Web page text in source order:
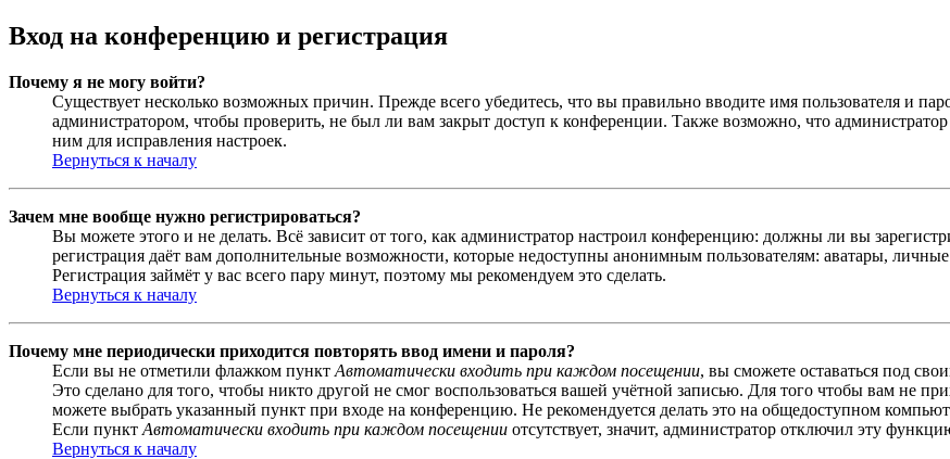
Вход на конференцию и регистрация
Почему я не могу войти?
Существует несколько возможных причин. Прежде всего убедитесь, что вы правильно вводите имя пользователя и
администратором, чтобы проверить, не был ли вам закрыт доступ к конференции. Также возможно, что
ним для исправления настроек.
Вернуться к началу
Зачем мне вообще нужно регистрироваться?
Вы можете этого и не делать. Всё зависит от того, как администратор настроил конференцию: должны ли вы
регистрация даёт вам дополнительные возможности, которые недоступны анонимным пользователям: аватары,
Регистрация займёт у вас всего пару минут, поэтому мы рекомендуем это сделать.
Вернуться к началу
Почему мне периодически приходится повторять ввод имени и пароля?
Если вы не отметили флажком пункт Автоматически входить при каждом посещении, вы сможете оставаться под
Это сделано для того, чтобы никто другой не смог воспользоваться вашей учётной записью. Для того чтобы вам не
можете выбрать указанный пункт при входе на конференцию. Не рекомендуется делать это на общедоступном
Если пункт Автоматически входить при каждом посещении отсутствует, значит, администратор отключил эту
Вернуться к началу